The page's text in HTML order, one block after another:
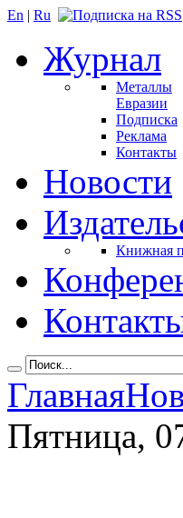
En | Ru
Журнал
Металлы
Евразии
Подписка
Реклама
Контакты
Новости
Книжная
Главная
Пятница,